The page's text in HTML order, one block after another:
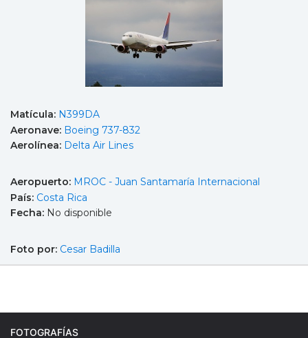
Matícula: N399DA
Aeronave: Boeing 737-832
Aerolínea: Delta Air Lines
Aeropuerto: MROC - Juan Santamaría Internacional
País: Costa Rica
Fecha: No disponible
Foto por: Cesar Badilla
FOTOGRAFÍAS